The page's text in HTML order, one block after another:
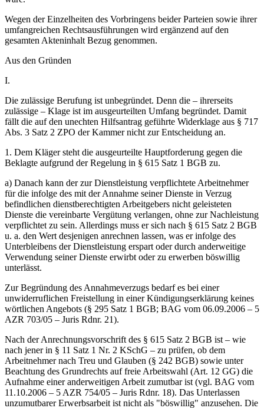
Wegen der Einzelheiten des Vorbringens beider Parteien sowie ihrer
umfangreichen Rechtsausführungen wird ergänzend auf den
gesamten Akteninhalt Bezug genommen.
Aus den Gründen
I.
Die zulässige Berufung ist unbegründet. Denn die – ihrerseits
zulässige – Klage ist im ausgeurteilten Umfang begründet. Damit
fällt die auf den unechten Hilfsantrag geführte Widerklage aus § 717
Abs. 3 Satz 2 ZPO der Kammer nicht zur Entscheidung an.
1. Dem Kläger steht die ausgeurteilte Hauptforderung gegen die
Beklagte aufgrund der Regelung in § 615 Satz 1 BGB zu.
a) Danach kann der zur Dienstleistung verpflichtete Arbeitnehmer
für die infolge des mit der Annahme seiner Dienste in Verzug
befindlichen dienstberechtigten Arbeitgebers nicht geleisteten
Dienste die vereinbarte Vergütung verlangen, ohne zur Nachleistung
verpflichtet zu sein. Allerdings muss er sich nach § 615 Satz 2 BGB
u. a. den Wert desjenigen anrechnen lassen, was er infolge des
Unterbleibens der Dienstleistung erspart oder durch anderweitige
Verwendung seiner Dienste erwirbt oder zu erwerben böswillig
unterlässt.
Zur Begründung des Annahmeverzugs bedarf es bei einer
unwiderruflichen Freistellung in einer Kündigungserklärung keines
wörtlichen Angebots (§ 295 Satz 1 BGB; BAG vom 06.09.2006 – 5
AZR 703/05 – Juris Rdnr. 21).
Nach der Anrechnungsvorschrift des § 615 Satz 2 BGB ist – wie
nach jener in § 11 Satz 1 Nr. 2 KSchG – zu prüfen, ob dem
Arbeitnehmer nach Treu und Glauben (§ 242 BGB) sowie unter
Beachtung des Grundrechts auf freie Arbeitswahl (Art. 12 GG) die
Aufnahme einer anderweitigen Arbeit zumutbar ist (vgl. BAG vom
11.10.2006 – 5 AZR 754/05 – Juris Rdnr. 18). Das Unterlassen
unzumutbarer Erwerbsarbeit ist nicht als "böswillig" anzusehen. Die